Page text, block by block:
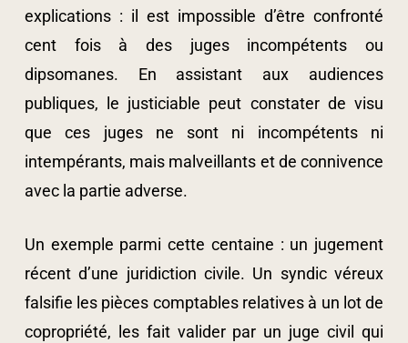
explications : il est impossible d’être confronté
cent fois à des juges incompétents ou
dipsomanes. En assistant aux audiences
publiques, le justiciable peut constater de visu
que ces juges ne sont ni incompétents ni
intempérants, mais malveillants et de connivence
avec la partie adverse.
Un exemple parmi cette centaine : un jugement
récent d’une juridiction civile. Un syndic véreux
falsifie les pièces comptables relatives à un lot de
copropriété, les fait valider par un juge civil qui